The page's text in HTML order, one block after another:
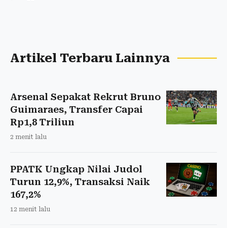
Artikel Terbaru Lainnya
Arsenal Sepakat Rekrut Bruno
Guimaraes, Transfer Capai
Rp1,8 Triliun
2 menit lalu
PPATK Ungkap Nilai Judol
Turun 12,9%, Transaksi Naik
167,2%
12 menit lalu